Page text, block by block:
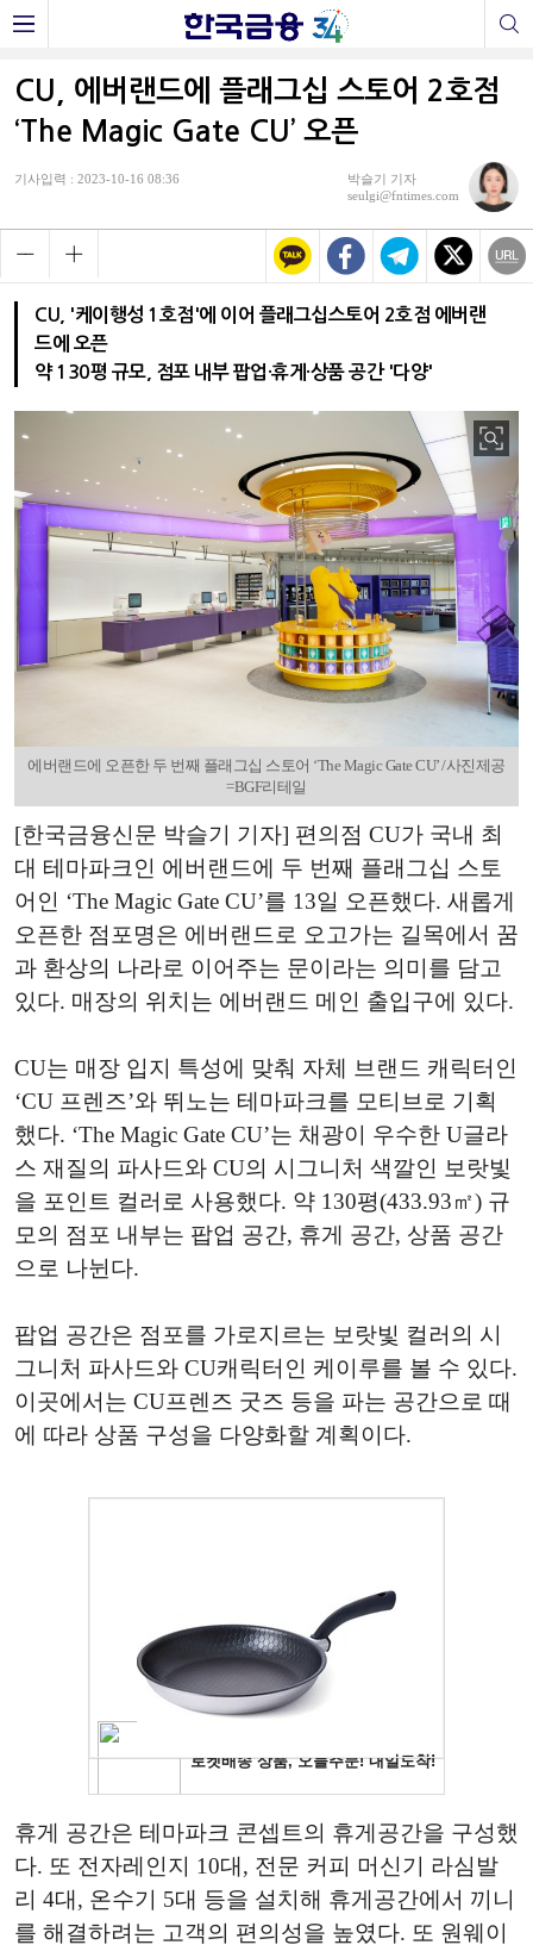
CU, 에버랜드에 플래그십 스토어 2호점
‘The Magic Gate CU’ 오픈
기사입력 : 2023-10-16 08:36
박슬기 기자
seulgi@fntimes.com
CU, '케이행성 1호점'에 이어 플래그십스토어 2호점 에버랜
드에 오픈
약 130평 규모, 점포 내부 팝업·휴게·상품 공간 '다양'
에버랜드에 오픈한 두 번째 플래그십 스토어 ‘The Magic Gate CU’ /사진제공
=BGF리테일
[한국금융신문 박슬기 기자] 편의점 CU가 국내 최
대 테마파크인 에버랜드에 두 번째 플래그십 스토
어인 ‘The Magic Gate CU’를 13일 오픈했다. 새롭게
오픈한 점포명은 에버랜드로 오고가는 길목에서 꿈
과 환상의 나라로 이어주는 문이라는 의미를 담고
있다. 매장의 위치는 에버랜드 메인 출입구에 있다.
CU는 매장 입지 특성에 맞춰 자체 브랜드 캐릭터인
‘CU 프렌즈’와 뛰노는 테마파크를 모티브로 기획
했다. ‘The Magic Gate CU’는 채광이 우수한 U글라
스 재질의 파사드와 CU의 시그니처 색깔인 보랏빛
을 포인트 컬러로 사용했다. 약 130평(433.93㎡) 규
모의 점포 내부는 팝업 공간, 휴게 공간, 상품 공간
으로 나뉜다.
팝업 공간은 점포를 가로지르는 보랏빛 컬러의 시
그니처 파사드와 CU캐릭터인 케이루를 볼 수 있다.
이곳에서는 CU프렌즈 굿즈 등을 파는 공간으로 때
에 따라 상품 구성을 다양화할 계획이다.
휴게 공간은 테마파크 콘셉트의 휴게공간을 구성했
다. 또 전자레인지 10대, 전문 커피 머신기 라심발
리 4대, 온수기 5대 등을 설치해 휴게공간에서 끼니
를 해결하려는 고객의 편의성을 높였다. 또 원웨이